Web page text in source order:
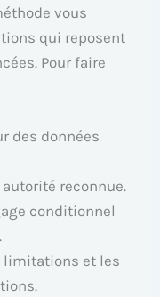
vous
qui reposent
Pour faire
des données
reconnue.
conditionnel
limitations et les